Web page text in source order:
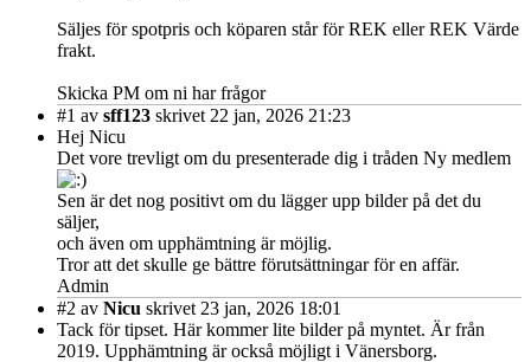
Säljes för spotpris och köparen står för REK eller REK Värde
frakt.
Skicka PM om ni har frågor
#1 av sff123 skrivet 22 jan, 2026 21:23
Hej Nicu
Det vore trevligt om du presenterade dig i tråden Ny medlem
Sen är det nog positivt om du lägger upp bilder på det du
säljer,
och även om upphämtning är möjlig.
Tror att det skulle ge bättre förutsättningar för en affär.
Admin
#2 av Nicu skrivet 23 jan, 2026 18:01
Tack för tipset. Här kommer lite bilder på myntet. Är från
2019. Upphämtning är också möjligt i Vänersborg.